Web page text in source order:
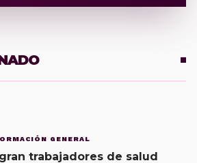
GENERAL
trabajadores de salud